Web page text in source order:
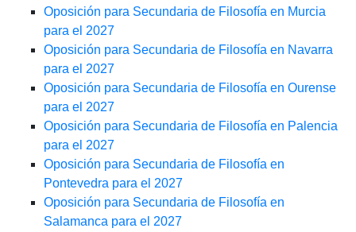
Oposición para Secundaria de Filosofía en Murcia
para el 2027
Oposición para Secundaria de Filosofía en Navarra
para el 2027
Oposición para Secundaria de Filosofía en Ourense
para el 2027
Oposición para Secundaria de Filosofía en Palencia
para el 2027
Oposición para Secundaria de Filosofía en
Pontevedra para el 2027
Oposición para Secundaria de Filosofía en
Salamanca para el 2027